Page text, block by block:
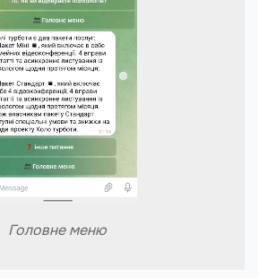
Головне меню